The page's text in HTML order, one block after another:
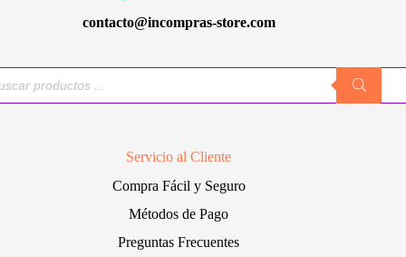
contacto@incompras-store.com
Servicio al Cliente
Compra Fácil y Seguro
Métodos de Pago
Preguntas Frecuentes